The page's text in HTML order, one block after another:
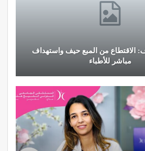
من المبع حيف واستهداف
مباشر للأطباء